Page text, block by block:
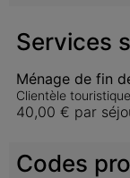
Services
Ménage de fin
Clientèle touristique
40,00 € par
Codes